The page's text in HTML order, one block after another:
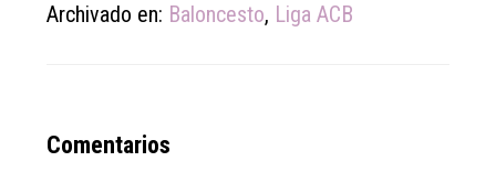
Archivado en: Baloncesto, Liga ACB
Reader
Comentarios